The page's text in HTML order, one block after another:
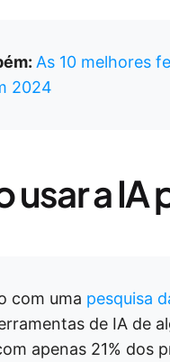
As 10 melhores
2024
usar a
com uma pesquisa
de IA de
apenas 21% dos